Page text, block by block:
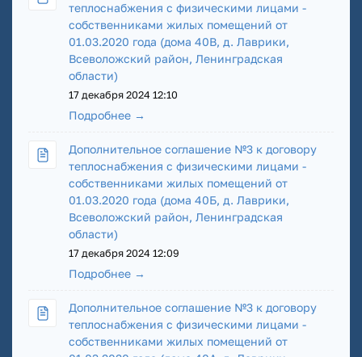
теплоснабжения с физическими лицами -
собственниками жилых помещений от
01.03.2020 года (дома 40В, д. Лаврики,
Всеволожский район, Ленинградская
области)
17 декабря 2024 12:10
Подробнее →
Дополнительное соглашение №3 к договору
теплоснабжения с физическими лицами -
собственниками жилых помещений от
01.03.2020 года (дома 40Б, д. Лаврики,
Всеволожский район, Ленинградская
области)
17 декабря 2024 12:09
Подробнее →
Дополнительное соглашение №3 к договору
теплоснабжения с физическими лицами -
собственниками жилых помещений от